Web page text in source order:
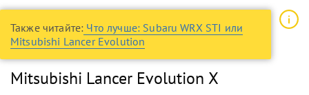
Также читайте: Что лучше: Subaru WRX STI или
Mitsubishi Lancer Evolution
Mitsubishi Lancer Evolution Х